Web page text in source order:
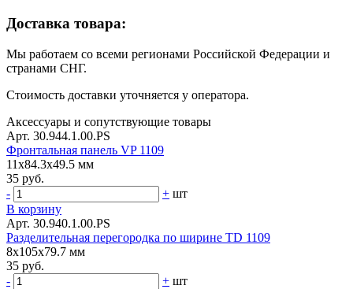
Доставка товара:
Мы работаем со всеми регионами Российской Федерации и
странами СНГ.
Стоимость доставки уточняется у оператора.
Аксессуары и сопутствующие товары
Арт. 30.944.1.00.PS
Фронтальная панель VP 1109
11x84.3x49.5 мм
35 руб.
-
+ шт
В корзину
Арт. 30.940.1.00.PS
Разделительная перегородка по ширине TD 1109
8x105x79.7 мм
35 руб.
-
+ шт